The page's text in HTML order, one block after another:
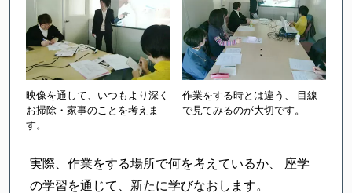
映像を通して、いつもより深く
お掃除・家事のことを考えま
す。
作業をする時とは違う、
目線
で見てみるのが大切です。
実際、作業をする場所で何を考えているか、
座学
の学習を通じて、新たに学びなおします。